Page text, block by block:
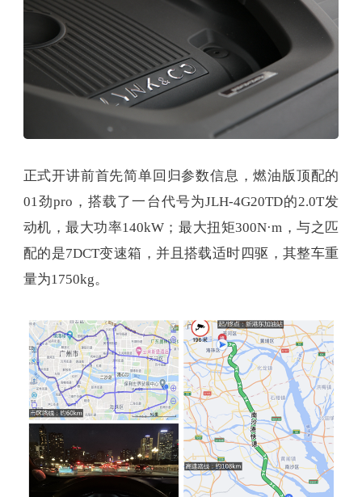
正式开讲前首先简单回归参数信息，燃油版顶配的
01劲pro，搭载了一台代号为JLH-4G20TD的2.0T发
动机，最大功率140kW；最大扭矩300N·m，与之匹
配的是7DCT变速箱，并且搭载适时四驱，其整车重
量为1750kg。